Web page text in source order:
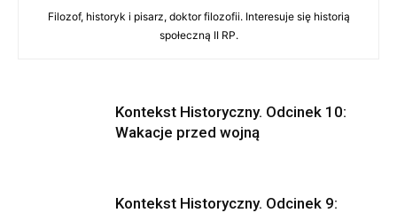
Filozof, historyk i pisarz, doktor filozofii. Interesuje się historią
społeczną II RP.
Kontekst Historyczny. Odcinek 10:
Wakacje przed wojną
Kontekst Historyczny. Odcinek 9: